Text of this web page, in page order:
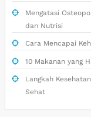
Mengatasi
dan Nutrisi
Cara Mencapai
10 Makanan yang
Langkah
Sehat